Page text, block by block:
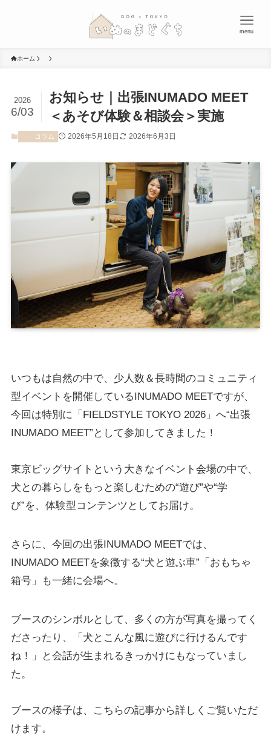
menu
ホーム
お知らせ｜出張INUMADO MEET
＜あそび体験＆相談会＞実施
2026
6/03
コラム 2026年5月18日 2026年6月3日
いつもは自然の中で、少人数＆長時間のコミュニティ
型イベントを開催しているINUMADO MEETですが、
今回は特別に「FIELDSTYLE TOKYO 2026」へ“出張
INUMADO MEET”として参加してきました！
東京ビッグサイトという大きなイベント会場の中で、
犬との暮らしをもっと楽しむための“遊び”や“学
び”を、体験型コンテンツとしてお届け。
さらに、今回の出張INUMADO MEETでは、
INUMADO MEETを象徴する“犬と遊ぶ車”「おもちゃ
箱号」も一緒に会場へ。
ブースのシンボルとして、多くの方が写真を撮ってく
ださったり、「犬とこんな風に遊びに行けるんです
ね！」と会話が生まれるきっかけにもなっていまし
た。
ブースの様子は、こちらの記事から詳しくご覧いただ
けます。